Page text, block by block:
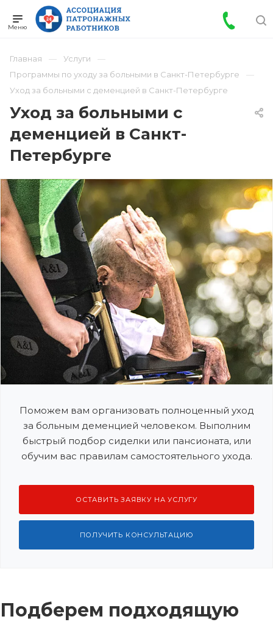
Главная
Услуги
Программы по уходу за больными в Санкт-Петербурге
Уход за больными с деменцией в Санкт-Петербурге
Уход за больными с
деменцией в Санкт-
Петербурге
Поможем вам организовать полноценный уход
за больным деменцией человеком. Выполним
быстрый подбор сиделки или пансионата, или
обучим вас правилам самостоятельного ухода.
ОСТАВИТЬ ЗАЯВКУ НА УСЛУГУ
ПОЛУЧИТЬ КОНСУЛЬТАЦИЮ
Подберем подходящую